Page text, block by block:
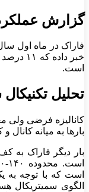
گزارش
خبر
است.
تحلیل
کانالیزه فرضی ولی
بارها به میانه
بار دیگر فاراک به
است که با توجه به
الگوی سمیتریکال